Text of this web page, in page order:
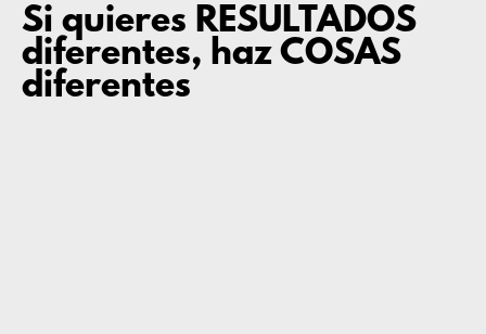
Si quieres RESULTADOS
diferentes, haz COSAS
diferentes